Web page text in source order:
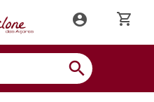
account_circle shopping_cart
search